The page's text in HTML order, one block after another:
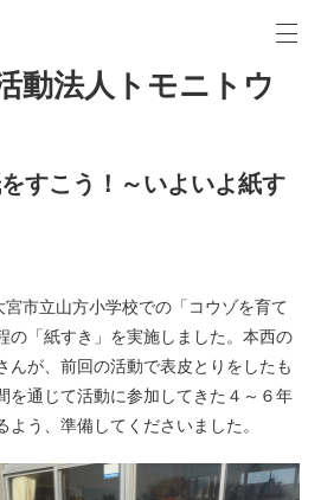
動法人トモニトウ
すこう！～いよいよ紙す
市立山方小学校での「コウゾを育て
の「紙すき」を実施しました。本西の
んが、前回の活動で表皮とりをしたも
を通じて活動に参加してきた４～６年
う、準備してくださいました。